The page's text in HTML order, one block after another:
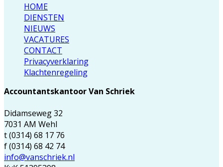
HOME
DIENSTEN
NIEUWS
VACATURES
CONTACT
Privacyverklaring
Klachtenregeling
Accountantskantoor Van Schriek
Didamseweg 32
7031 AM Wehl
t (0314) 68 17 76
f (0314) 68 42 74
info@vanschriek.nl